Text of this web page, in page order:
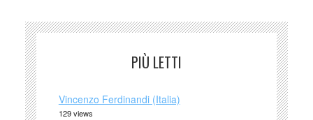
PIÙ LETTI
Vincenzo Ferdinandi (Italia)
129 views